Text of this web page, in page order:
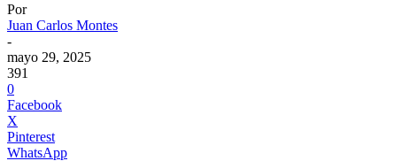
Por
Juan Carlos Montes
-
mayo 29, 2025
391
0
Facebook
X
Pinterest
WhatsApp